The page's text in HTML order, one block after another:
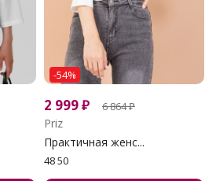
-54%
2 999₽ 6 864₽
Priz
Практичная женс...
48 50